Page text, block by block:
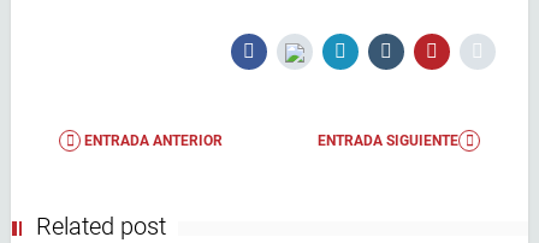
ENTRADA ANTERIOR ENTRADA SIGUIENTE
Related post